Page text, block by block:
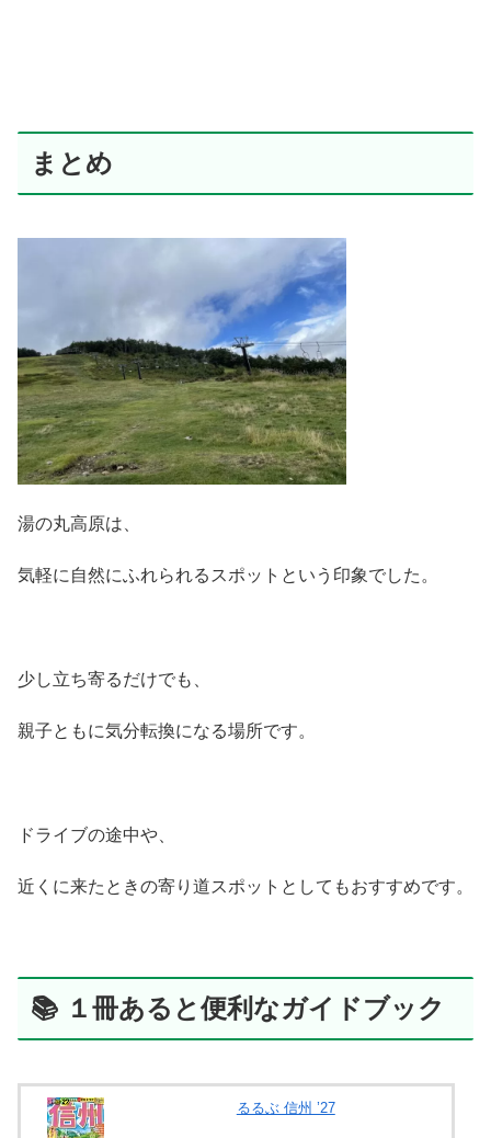
まとめ
湯の丸高原は、
気軽に自然にふれられるスポットという印象でした。
少し立ち寄るだけでも、
親子ともに気分転換になる場所です。
ドライブの途中や、
近くに来たときの寄り道スポットとしてもおすすめです。
📚 １冊あると便利なガイドブック
るるぶ 信州 ’27